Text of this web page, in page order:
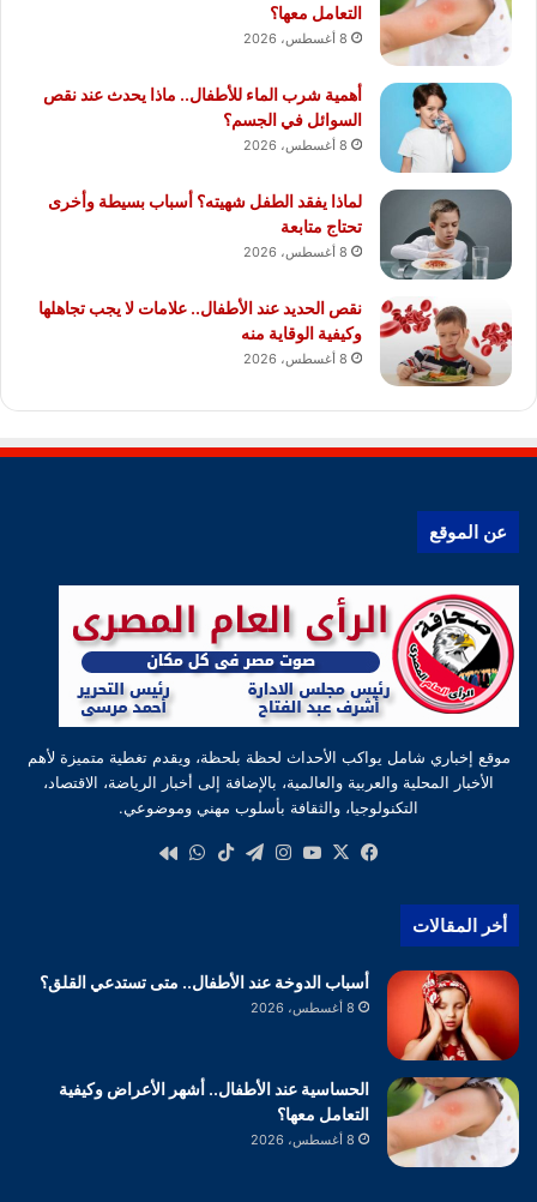
التعامل معها؟
8 أغسطس، 2026
أهمية شرب الماء للأطفال.. ماذا يحدث عند نقص
السوائل في الجسم؟
8 أغسطس، 2026
لماذا يفقد الطفل شهيته؟ أسباب بسيطة وأخرى
تحتاج متابعة
8 أغسطس، 2026
نقص الحديد عند الأطفال.. علامات لا يجب تجاهلها
وكيفية الوقاية منه
8 أغسطس، 2026
عن الموقع
موقع إخباري شامل يواكب الأحداث لحظة بلحظة، ويقدم تغطية متميزة لأهم
الأخبار المحلية والعربية والعالمية، بالإضافة إلى أخبار الرياضة، الاقتصاد،
التكنولوجيا، والثقافة بأسلوب مهني وموضوعي.
فيسبوك
‫X
‫YouTube
انستقرام
تيلقرام‫TikTokواتساب
أخر المقالات
أسباب الدوخة عند الأطفال.. متى تستدعي القلق؟
8 أغسطس، 2026
الحساسية عند الأطفال.. أشهر الأعراض وكيفية
التعامل معها؟
8 أغسطس، 2026